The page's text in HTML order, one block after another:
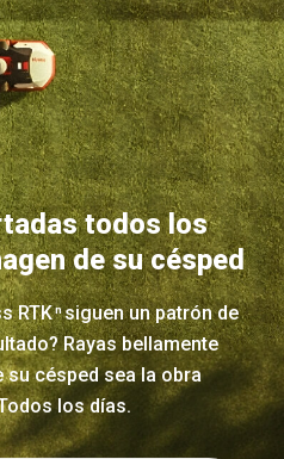
todos los
de su césped
RTK nsiguen un patrón de
Rayas bellamente
su césped sea la obra
los días.